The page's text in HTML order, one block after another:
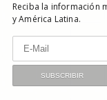
Reciba la información
y América Latina.